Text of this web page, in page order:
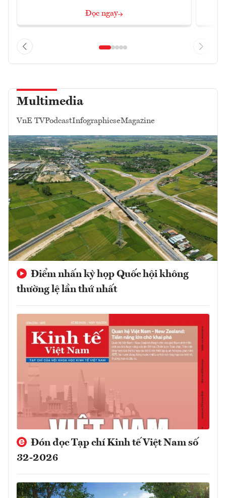
Đọc ngay
Multimedia
VnE TVPodcastInfographicseMagazine
Điểm nhấn kỳ họp Quốc hội không
thường lệ lần thứ nhất
Đón đọc Tạp chí Kinh tế Việt Nam số
32-2026